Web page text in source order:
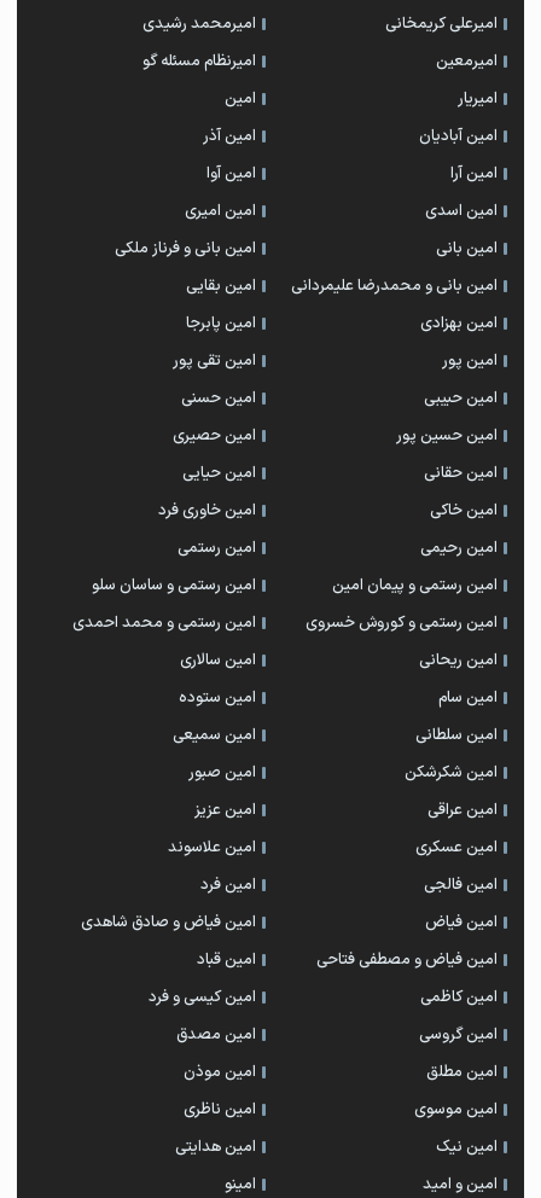
امیرعلی کریمخانی
امیرمحمد رشیدی
امیرمعین
امیرنظام مسئله گو
امیریار
امین
امین آبادیان
امین آذر
امین آرا
امین آوا
امین اسدی
امین امیری
امین بانی
امین بانی و فرناز ملکی
امین بانی و محمدرضا علیمردانی
امین بقایی
امین بهزادی
امین پابرجا
امین پور
امین تقی پور
امین حبیبی
امین حسنی
امین حسین پور
امین حصیری
امین حقانی
امین حیایی
امین خاکی
امین خاوری فرد
امین رحیمی
امین رستمی
امین رستمی و پیمان امین
امین رستمی و ساسان سلو
امین رستمی و کوروش خسروی
امین رستمی و محمد احمدی
امین ریحانی
امین سالاری
امین سام
امین ستوده
امین سلطانی
امین سمیعی
امین شکرشکن
امین صبور
امین عراقی
امین عزیز
امین عسکری
امین علاسوند
امین فالجی
امین فرد
امین فیاض
امین فیاض و صادق شاهدی
امین فیاض و مصطفی فتاحی
امین قباد
امین کاظمی
امین کیسی و فرد
امین گروسی
امین مصدق
امین مطلق
امین موذن
امین موسوی
امین ناظری
امین نیک
امین هدایتی
امین و امید
امینو